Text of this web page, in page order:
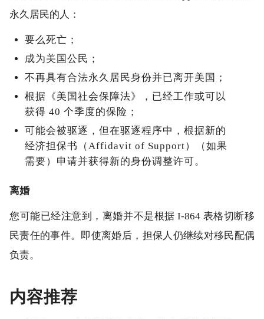
永久居民的人：
要么死亡；
成为美国公民；
不再具有合法永久居民身份并已离开美国；
根据《美国社会保障法》，已经工作或可以
获得 40 个季度的保险；
可能会被驱逐，但在驱逐程序中，根据新的
经济担保书（Affidavit of Support）（如果
需要）申请并获得新的身份调整许可。
离婚
您可能已经注意到，离婚并不是根据 I-864 表格切断移
民责任的事件。即使离婚后，担保人仍继续对移民配偶
负责。
内容推荐